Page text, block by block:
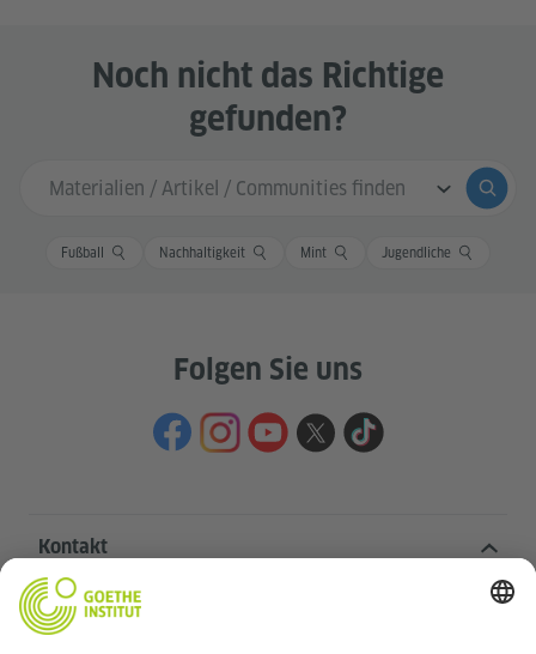
Noch nicht das Richtige
gefunden?
Sucheingabe
Fußball Nachhaltigkeit Mint Jugendliche
Folgen Sie uns
Kontakt
Goethe-Institut Zentrale
Oskar von Miller-Ring 18